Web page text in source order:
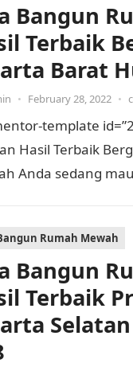
Bangun
Terbaik
Barat
• February 28, 2022 •
template
Hasil Terbaik
Anda sedang
Rumah Mewah
Bangun
Terbaik